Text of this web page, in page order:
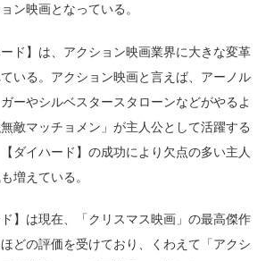
ン映画となっている。
ド】は、アクション映画業界に大きな変革
いる。アクション映画と言えば、アーノル
ーやシルベスタースタローンなどがやるよ
敵マッチョメン」が主人公として活躍する
ダイハード】の成功により欠点の多い主人
増えている。
】は現在、「クリスマス映画」の最高傑作
どの評価を受けており、くわえて「アクシ